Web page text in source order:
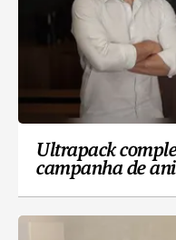
Ultrapack
campanha de